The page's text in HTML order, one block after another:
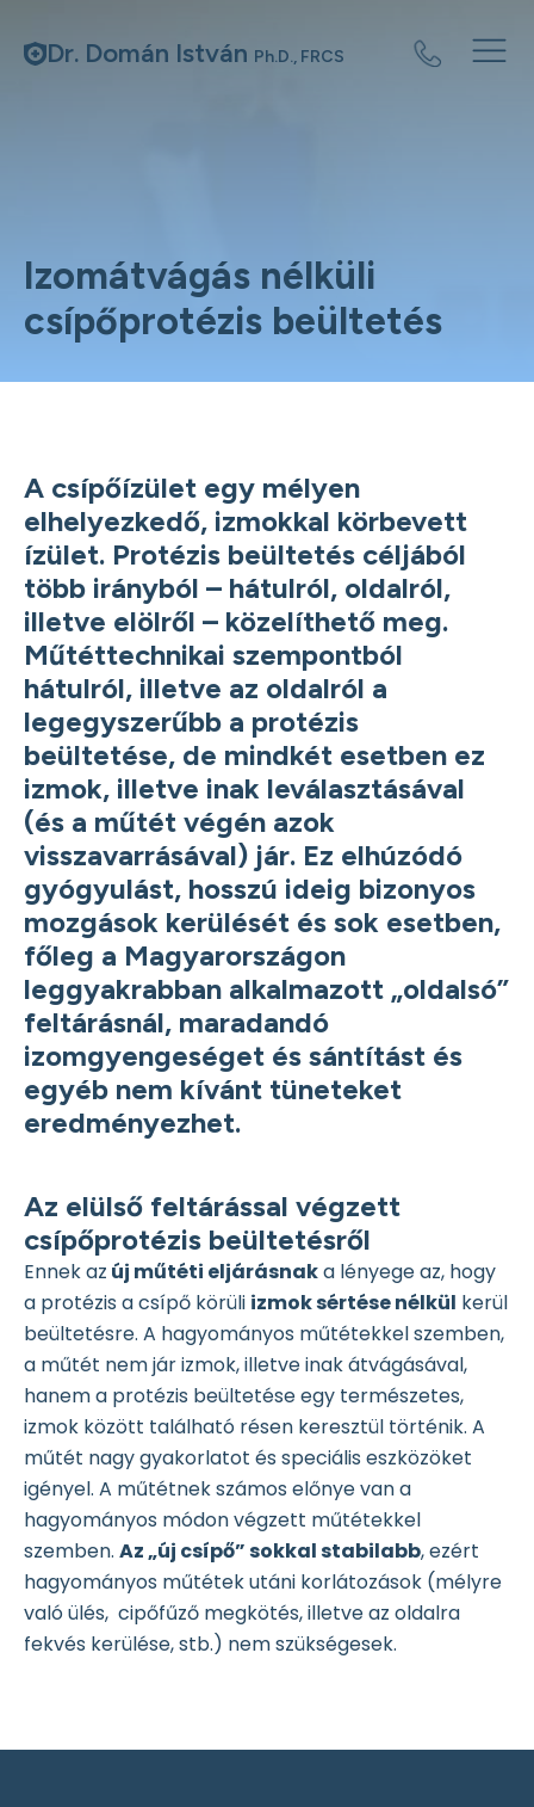
Dr. Domán István Ph.D., FRCS
Izomátvágás nélküli
csípőprotézis beültetés
A csípőízület egy mélyen
elhelyezkedő, izmokkal körbevett
ízület. Protézis beültetés céljából
több irányból – hátulról, oldalról,
illetve elölről – közelíthető meg.
Műtéttechnikai szempontból
hátulról, illetve az oldalról a
legegyszerűbb a protézis
beültetése, de mindkét esetben ez
izmok, illetve inak leválasztásával
(és a műtét végén azok
visszavarrásával) jár. Ez elhúzódó
gyógyulást, hosszú ideig bizonyos
mozgások kerülését és sok esetben,
főleg a Magyarországon
leggyakrabban alkalmazott „oldalsó”
feltárásnál, maradandó
izomgyengeséget és sántítást és
egyéb nem kívánt tüneteket
eredményezhet.
Az elülső feltárással végzett
csípőprotézis beültetésről
Ennek az új műtéti eljárásnaka lényege az, hogy
a protézis a csípő körüli izmok sértése nélkül kerül
beültetésre. A hagyományos műtétekkel szemben,
a műtét nem jár izmok, illetve inak átvágásával,
hanem a protézis beültetése egy természetes,
izmok között található résen keresztül történik. A
műtét nagy gyakorlatot és speciális eszközöket
igényel. A műtétnek számos előnye van a
hagyományos módon végzett műtétekkel
szemben. Az „új csípő” sokkal stabilabb, ezért
hagyományos műtétek utáni korlátozások (mélyre
való ülés, cipőfűző megkötés, illetve az oldalra
fekvés kerülése, stb.) nem szükségesek.